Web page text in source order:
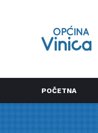
POČETNA